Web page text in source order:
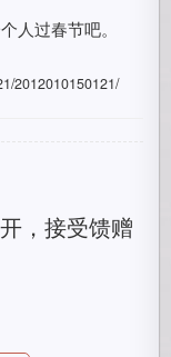
人过春节吧。
2012010150121/
，接受馈赠